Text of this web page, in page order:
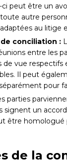
ci peut être un
autre
au litige
conciliation :
entre les
de vue respectifs
Il peut
pour
parties
signent un
être homologué
de la